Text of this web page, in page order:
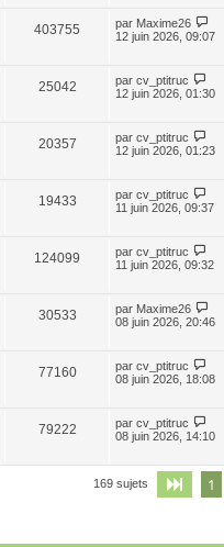
403755 par Maxime26
12 juin 2026, 09:07
25042 par cv_ptitruc
12 juin 2026, 01:30
20357 par cv_ptitruc
12 juin 2026, 01:23
19433 par cv_ptitruc
11 juin 2026, 09:37
124099 par cv_ptitruc
11 juin 2026, 09:32
30533 par Maxime26
08 juin 2026, 20:46
77160 par cv_ptitruc
08 juin 2026, 18:08
79222 par cv_ptitruc
08 juin 2026, 14:10
169 sujets Page1